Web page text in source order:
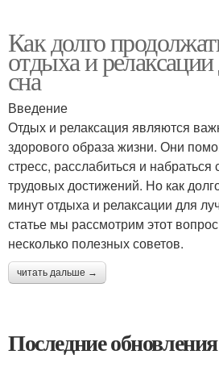
Как долго
отдыха и
сна
Введение
Отдых и релаксация являются
здорового образа жизни. Они
стресс, расслабиться и
трудовых достижений. Но как
минут отдыха и релаксации для
статье мы рассмотрим этот
несколько полезных советов.
читать дальше →
Последние